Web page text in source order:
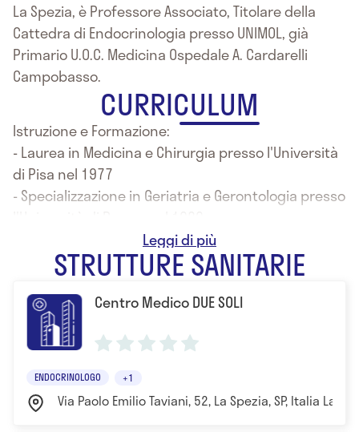
La Spezia, è Professore Associato, Titolare della
Cattedra di Endocrinologia presso UNIMOL, già
Primario U.O.C. Medicina Ospedale A. Cardarelli
Campobasso.
CURRICULUM
Istruzione e Formazione:
- Laurea in Medicina e Chirurgia presso l'Università
di Pisa nel 1977
- Specializzazione in Geriatria e Gerontologia presso
- Specializzazione in Endocrinologia presso
l'università di Pisa nel 1983
- Professore Associato, Titolare della Cattedra di
Endocrinologia presso UNIMOL, già Primario U.O.C.
Medicina Ospedale A. Cardarelli Campobasso.
- Oltre ad essere autore e coautore di oltre 300
pubblicazioni scientifiche, relatore e moderatore
in vari Congressi Nazionali ed Internazionali, sono
coautore del libro "Manuale di Endocrinologia
STRUTTURE SANITARIE
Centro Medico DUE SOLI
ENDOCRINOLOGO +1
Via Paolo Emilio Taviani, 52, La Spezia, SP, Italia La